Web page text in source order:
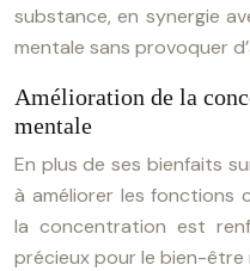
substance, en synergie
mentale sans provoquer
Amélioration de la
mentale
En plus de ses bienfaits
à améliorer les fonctions
la concentration est
précieux pour le bien-être